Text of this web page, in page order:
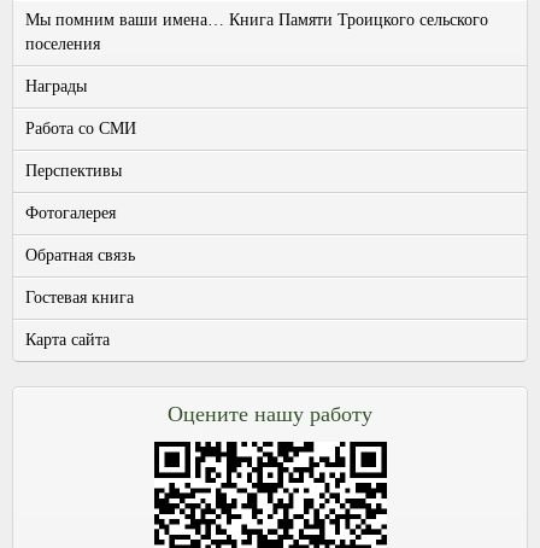
Мы помним ваши имена… Книга Памяти Троицкого сельского
поселения
Награды
Работа со СМИ
Перспективы
Фотогалерея
Обратная связь
Гостевая книга
Карта сайта
Оцените нашу работу